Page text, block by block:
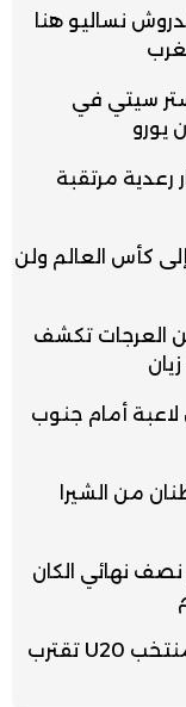
نساليو هنا
سيتي في
رعدية مرتقبة
كأس العالم ولن
سجن العرجات تكشف
لاعبة أمام جنوب
يحبط تهريب أكثر من 7 أطنان من الشيرا
نهائي الكان
مفاجأة وهبي.. 4 مواهب من منتخب U20 تقترب